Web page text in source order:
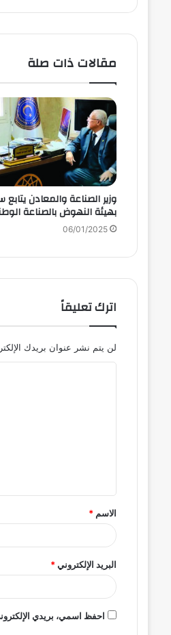
مقالات ذات صلة
وزير الصناعة والمعادن يتابع
بهيئة النهوض بالصناعة
06/01/2025
اترك تعليقاً
لن يتم نشر عنوان بريدك
ق
*
الاسم *
البريد الإلكتروني*
احفظ اسمي، بريدي